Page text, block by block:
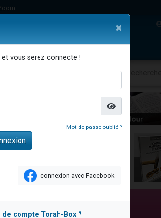
80 ans, dans un appartement insalubre
de Vacances Pour les Enfants
de vacances aux Orphelins
Texte Musique Paracha Divertissements
×
vous serez connecté !
Mot de passe oublié ?
connexion avec Facebook
compte Torah-Box ?